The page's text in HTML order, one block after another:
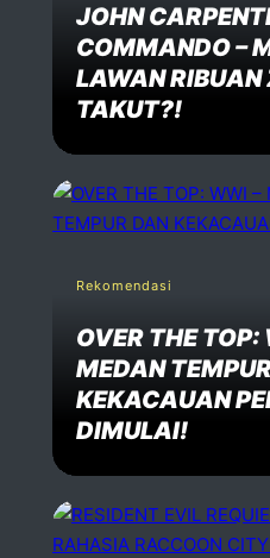
JOHN
COMMANDO –
LAWAN RIBUAN
TAKUT?!
Rekomendasi
OVER THE
MEDAN
KEKACAUAN
DIMULAI!